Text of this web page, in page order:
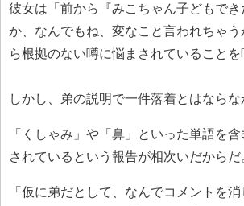
彼女は「前から『みこちゃん子どもでき
か、なんでもね、変なこと言われちゃ
ら根拠のない噂に悩まされていることを
しかし、弟の説明で一件落着とはならな
「くしゃみ」や「鼻」といった単語を
されているという報告が相次いだからだ
「仮に弟だとして、なんでコメントを